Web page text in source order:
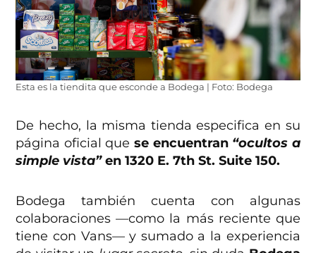
Esta es la tiendita que esconde a Bodega | Foto: Bodega
De hecho, la misma tienda especifica en su
página oficial que se encuentran “ocultos a
simple vista”en 1320 E. 7th St. Suite 150.
Bodega también cuenta con algunas
colaboraciones —como la más reciente que
tiene con Vans— y sumado a la experiencia